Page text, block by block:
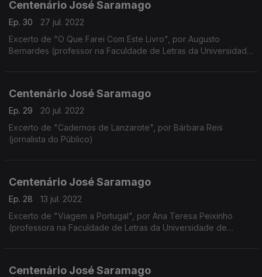
Centenário José Saramago
Ep. 30
27 jul. 2022
Excerto de "O Que Farei Com Este Livro", por Augusto
Bernardes (professor na Faculdade de Letras da Universidade
Centenário José Saramago
Ep. 29
20 jul. 2022
Excerto de "Cadernos de Lanzarote", por Bárbara Reis
(jornalista do Público)
Centenário José Saramago
Ep. 28
13 jul. 2022
Excerto de "Viagem a Portugal", por Ana Teresa Peixinho
(professora na Faculdade de Letras da Universidade de
Centenário José Saramago